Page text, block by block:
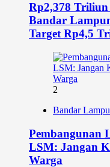
Rp2,378
Bandar
Target Rp4,5
2
Bandar
Pembangunan
LSM: Jangan
Warga